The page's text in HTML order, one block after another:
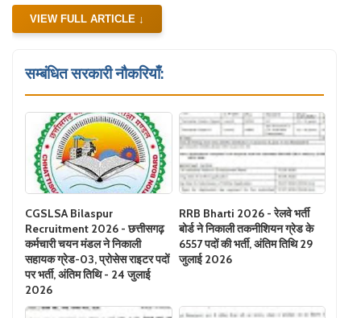
VIEW FULL ARTICLE ↓
सम्बंधित सरकारी नौकरियाँ:
CGSLSA Bilaspur
Recruitment 2026 - छत्तीसगढ़
कर्मचारी चयन मंडल ने निकाली
सहायक ग्रेड-03, प्रोसेस राइटर पदों
पर भर्ती, अंतिम तिथि - 24 जुलाई
2026
RRB Bharti 2026 - रेलवे भर्ती
बोर्ड ने निकाली तकनीशियन ग्रेड के
6557 पदों की भर्ती, अंतिम तिथि 29
जुलाई 2026